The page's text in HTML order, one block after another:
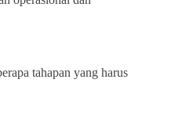
tahapan yang harus